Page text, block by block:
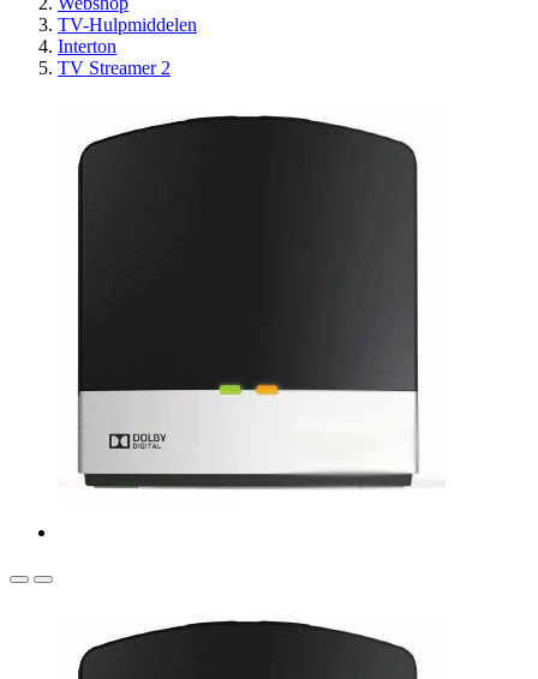
TV-Hulpmiddelen
Interton
TV Streamer 2